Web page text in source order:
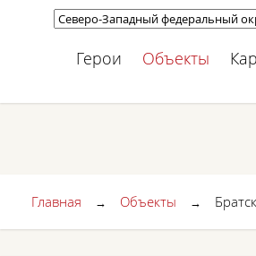
Герои Объекты
Главная → Объекты →